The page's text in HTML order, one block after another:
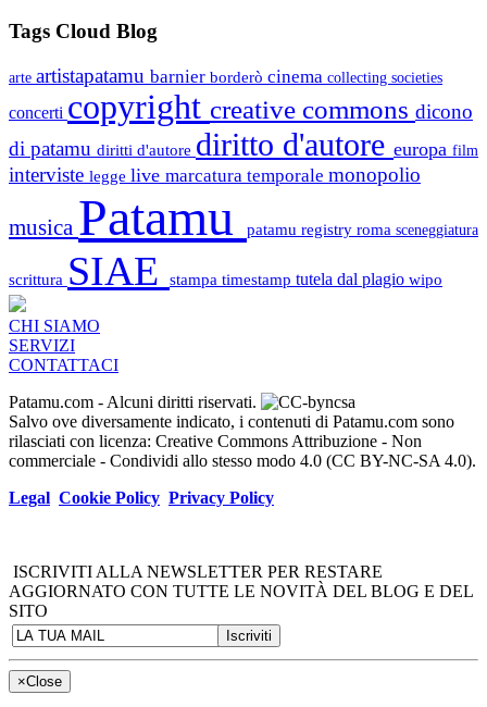
Tags Cloud Blog
arte artistapatamu barnier borderò cinema collecting societies
concerti copyright creative commons dicono
di patamu diritti d'autore diritto d'autore europa film
interviste legge live marcatura temporale monopolio
musica Patamu patamu registry roma sceneggiatura
scrittura SIAE stampa timestamp tutela dal plagio wipo
CHI SIAMO
SERVIZI
CONTATTACI
Patamu.com - Alcuni diritti riservati.
Salvo ove diversamente indicato, i contenuti di Patamu.com sono
rilasciati con licenza: Creative Commons Attribuzione - Non
commerciale - Condividi allo stesso modo 4.0 (CC BY-NC-SA 4.0).
Legal Cookie Policy Privacy Policy
ISCRIVITI ALLA NEWSLETTER PER RESTARE
AGGIORNATO CON TUTTE LE NOVITÀ DEL BLOG E DEL
SITO
×Close